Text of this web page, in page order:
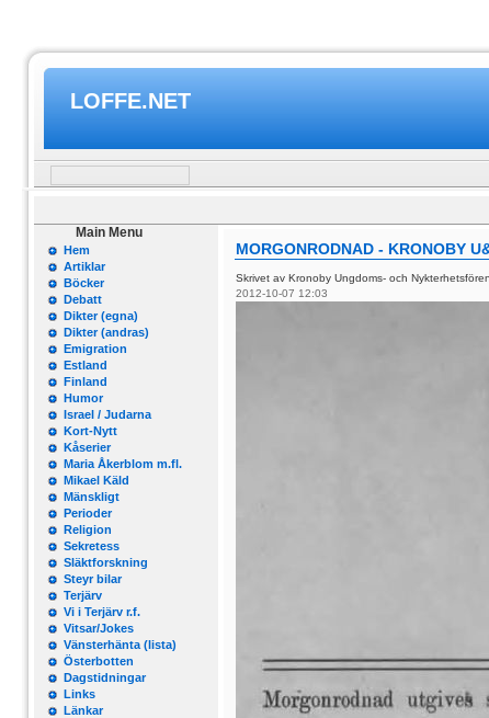
LOFFE.NET
Main Menu
Hem
Artiklar
Böcker
Debatt
Dikter (egna)
Dikter (andras)
Emigration
Estland
Finland
Humor
Israel / Judarna
Kort-Nytt
Kåserier
Maria Åkerblom m.fl.
Mikael Käld
Mänskligt
Perioder
Religion
Sekretess
Släktforskning
Steyr bilar
Terjärv
Vi i Terjärv r.f.
Vitsar/Jokes
Vänsterhänta (lista)
Österbotten
Dagstidningar
Links
Länkar
MORGONRODNAD - KRONOBY
Skrivet av Kronoby Ungdoms- och
2012-10-07 12:03